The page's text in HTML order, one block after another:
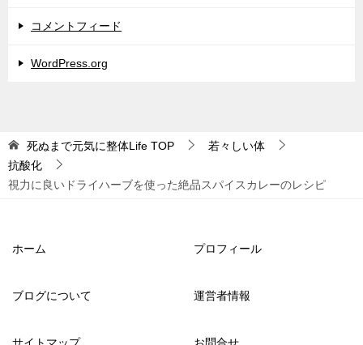
コメントフィード
WordPress.org
死ぬまで元気に整体Life TOP
若々しい体
抗酸化
視力に良いドライハーブを使った絶品スパイスカレーのレシピ
ホーム プロフィール
ブログについて 運営者情報